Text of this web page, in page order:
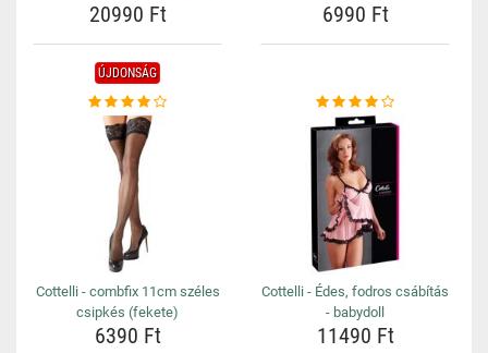
20990 Ft 6990 Ft
ÚJDONSÁG
Cottelli - combfix 11cm széles
csipkés (fekete)
6390 Ft
Cottelli - Édes, fodros csábítás
- babydoll
11490 Ft